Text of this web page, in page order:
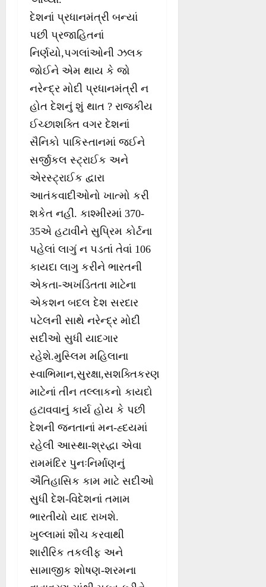
દેશનાં પ્રધાનમંત્રી બન્યાં
પછી પ્રજાહિતનાં
નિર્ણયો,પગલાંઓની ઝલક
જોઈને એમ થાય કે જો
નરેન્દ્ર મોદી પ્રધાનમંત્રી ન
હોત દેશનું શું થાત ? રાજકીય
ઈચ્છાશક્તિ વગર દેશનાં
સૈનિકો પાકિસ્તાનમાં જઈને
સર્જીકલ સ્ટ્રાઈક અને
એરસ્ટ્રાઈક દ્વારા
આતંકવાદીઓનો ખાત્મો કરી
શકેત નહીં. કાશ્મીરમાં 370-
35એ હટાવીને સુપ્રિમ કોર્ટના
પહેલાં લાગું ન પડતાં તેવાં 106
કાયદા લાગુ કરીને ભારતની
એકતા-અખંડિતતા માટેના
એકશન બદલ દેશ સરદાર
પટેલની સાથે નરેન્દ્ર મોદી
સદીઓ સુધી યાદગાર
રહેશે.મુસ્લિમ મહિલાના
સ્વાભિમાન,સુરક્ષા,સશક્તિકરણ
માટેનાં તીન તલ્લાકનો કાયદો
હટાવવાનું કાર્ય હોય કે પછી
દેશની જનતાનાં મન-હ્દયમાં
રહેલી આસ્થા-શ્રદ્ધા એવા
રામમંદિર પુનઃનિર્માણનું
ઐતિહાસિક કામ માટે સદીઓ
સુધી દેશ-વિદેશનાં તમામ
ભારતીયો યાદ રાખશે.
ખુલ્લામાં શૌચ કરવાથી
શારીરિક તકલીફ અને
સામાજીક શોષણ-શરમના